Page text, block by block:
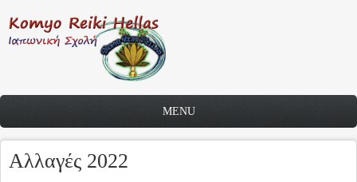
Skip to main content
MENU
Αλλαγές 2022